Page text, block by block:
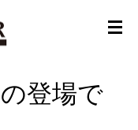
登場で